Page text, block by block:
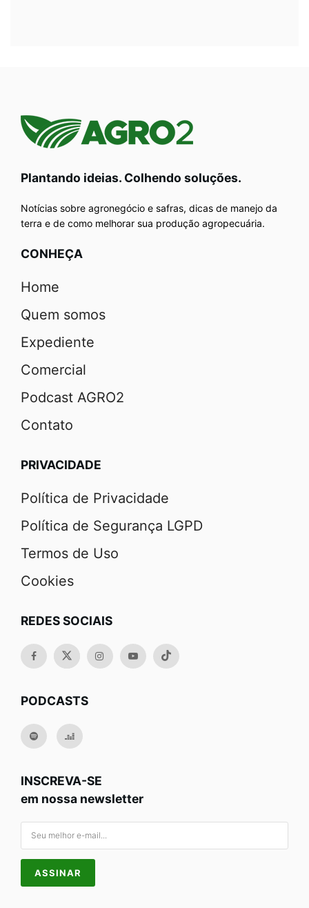
Plantando ideias. Colhendo soluções.
Notícias sobre agronegócio e safras, dicas de manejo da
terra e de como melhorar sua produção agropecuária.
CONHEÇA
Home
Quem somos
Expediente
Comercial
Podcast AGRO2
Contato
PRIVACIDADE
Política de Privacidade
Política de Segurança LGPD
Termos de Uso
Cookies
REDES SOCIAIS
PODCASTS
INSCREVA-SE
em nossa newsletter